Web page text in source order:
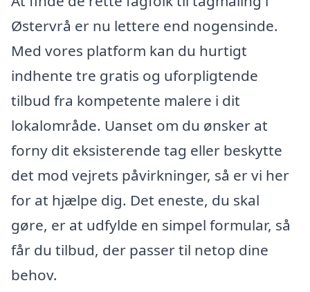
Østervrå er nu lettere end nogensinde.
Med vores platform kan du hurtigt
indhente tre gratis og uforpligtende
tilbud fra kompetente malere i dit
lokalområde. Uanset om du ønsker at
forny dit eksisterende tag eller beskytte
det mod vejrets påvirkninger, så er vi her
for at hjælpe dig. Det eneste, du skal
gøre, er at udfylde en simpel formular, så
får du tilbud, der passer til netop dine
behov.